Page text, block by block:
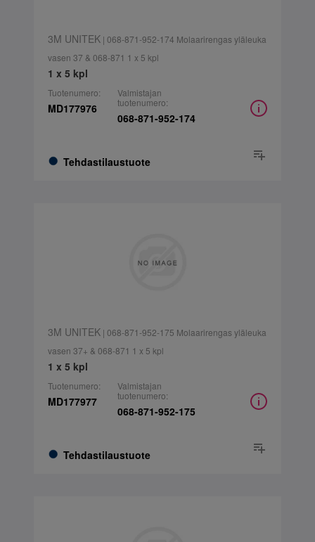
3M UNITEK| 068-871-952-174 Molaarirengas yläleuka
vasen 37 & 068-871 1 x 5 kpl
1 x 5 kpl
Tuotenumero:
MD177976
Tehdastilaustuote
Valmistajan
tuotenumero:
068-871-952-174
3M UNITEK| 068-871-952-175 Molaarirengas yläleuka
vasen 37+ & 068-871 1 x 5 kpl
1 x 5 kpl
Tuotenumero:
MD177977
Tehdastilaustuote
Valmistajan
tuotenumero:
068-871-952-175